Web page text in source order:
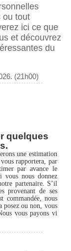
ou tout
ici ce que
et découvrez
du
(21h00)
quelques
une estimation
rapportera, par
par avance le
vous nous donnez
partenaire. S’il
provenant de ses
commandée, nous
posez ou non, vous
vous payons vi